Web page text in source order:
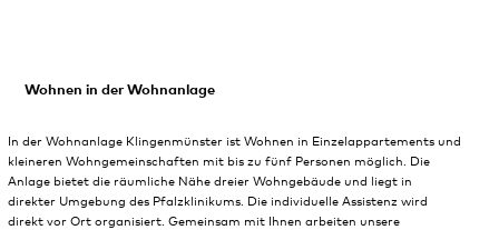
Wohnen in der Wohnanlage
In der Wohnanlage Klingenmünster ist Wohnen in Einzelappartements und
kleineren Wohngemeinschaften mit bis zu fünf Personen möglich. Die
Anlage bietet die räumliche Nähe dreier Wohngebäude und liegt in
direkter Umgebung des Pfalzklinikums. Die individuelle Assistenz wird
direkt vor Ort organisiert. Gemeinsam mit Ihnen arbeiten unsere